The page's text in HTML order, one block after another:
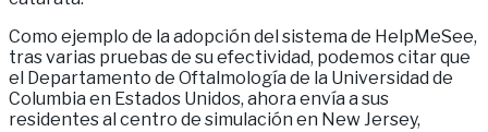
Como ejemplo de la adopción del sistema de HelpMeSee,
tras varias pruebas de su efectividad, podemos citar que
el Departamento de Oftalmología de la Universidad de
Columbia en Estados Unidos, ahora envía a sus
residentes al centro de simulación en New Jersey,